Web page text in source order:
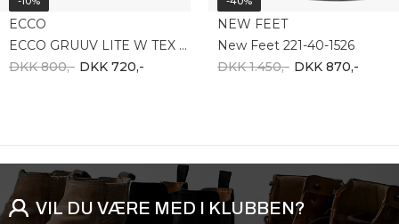
ECCO
ECCO GRUUV LITE W TEX SNEAKER 246303-61403
DKK 800,- DKK 720,-
NEW FEET
New Feet 221-40-1526
DKK 1.450,- DKK 870,-
VIL DU VÆRE MED I KLUBBEN?